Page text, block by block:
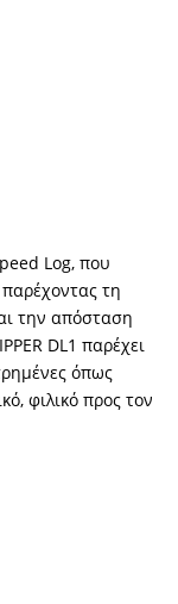
Log, που
τη
την απόσταση
DL1 παρέχει
όπως
φιλικό προς τον